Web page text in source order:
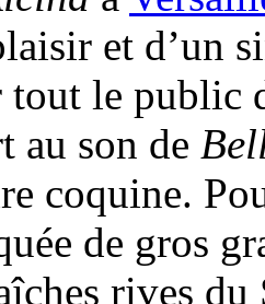
et d’un
tout le public
au son de
coquine.
de gros
rives